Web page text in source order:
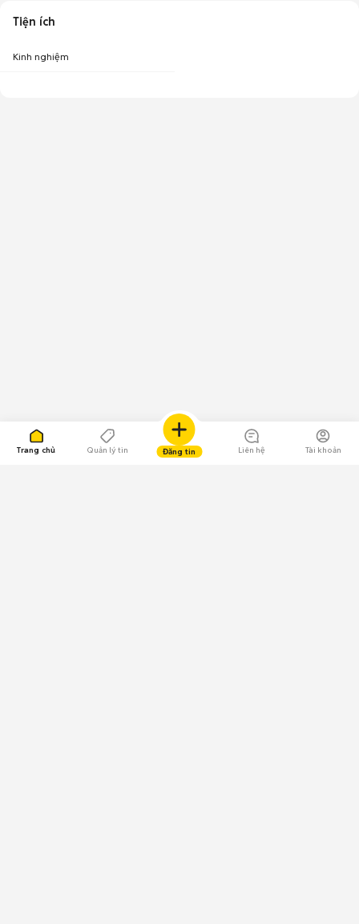
Trang chủ Quản lý tin Đăng tin Liên hệ Tài khoản
Tiện ích
Kinh nghiệm